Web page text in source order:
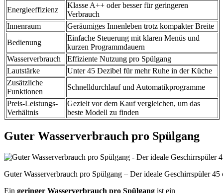
Energieeffizienz
Klasse A++ oder besser für geringeren
Verbrauch
Innenraum
Geräumiges Innenleben trotz kompakter Breite
Bedienung
Einfache Steuerung mit klaren Menüs und
kurzen Programmdauern
Wasserverbrauch
Effiziente Nutzung pro Spülgang
Lautstärke
Unter 45 Dezibel für mehr Ruhe in der Küche
Zusätzliche
Funktionen
Schnelldurchlauf und Automatikprogramme
Preis-Leistungs-
Verhältnis
Gezielt vor dem Kauf vergleichen, um das
beste Modell zu finden
Guter Wasserverbrauch pro Spülgang
Guter Wasserverbrauch pro Spülgang – Der ideale Geschirrspüler
Ein geringer Wasserverbrauch pro Spülgang ist ein